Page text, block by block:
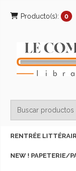
Producto(s): 0
RENTRÉE
NEW ! PAPETERIE/